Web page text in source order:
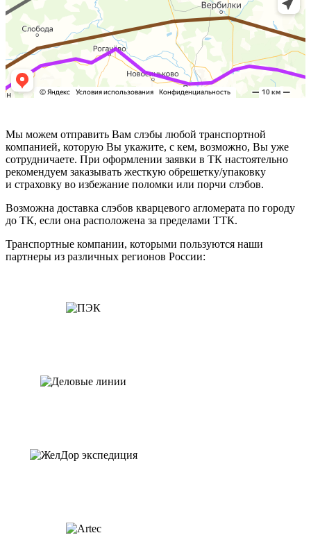
Мы можем отправить Вам слэбы любой транспортной
компанией, которую Вы укажите, с кем, возможно, Вы уже
сотрудничаете. При оформлении заявки в ТК настоятельно
рекомендуем заказывать жесткую обрешетку/упаковку
и страховку во избежание поломки или порчи слэбов.
Возможна доставка слэбов кварцевого агломерата по городу
до ТК, если она расположена за пределами ТТК.
Транспортные компании, которыми пользуются наши
партнеры из различных регионов России: